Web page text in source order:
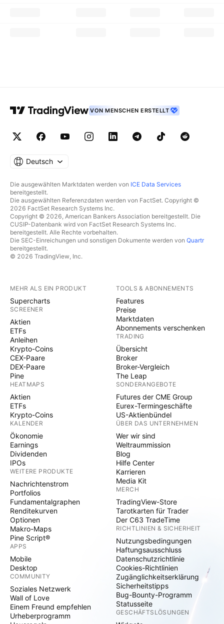
VON MENSCHEN ERSTELLT
Deutsch
Die ausgewählten Marktdaten werden von ICE Data Services
bereitgestellt.
Die ausgewählten Referenzdaten werden von FactSet. Copyright ©
2026 FactSet Research Systems Inc.
Copyright © 2026, American Bankers Association bereitgestellt. Die
CUSIP-Datenbank wird von FactSet Research Systems Inc.
bereitgestellt. Alle Rechte vorbehalten.
Die SEC-Einreichungen und sonstigen Dokumente werden von Quartr
bereitgestellt.
© 2026 TradingView, Inc.
MEHR ALS EIN PRODUKT
Supercharts
SCREENER
Aktien
ETFs
Anleihen
Krypto-Coins
CEX-Paare
DEX-Paare
Pine
HEATMAPS
Aktien
ETFs
Krypto-Coins
KALENDER
Ökonomie
Earnings
Dividenden
IPOs
WEITERE PRODUKTE
Nachrichtenstrom
Portfolios
Fundamentalgraphen
Renditekurven
Optionen
Makro-Maps
Pine Script®
APPS
Mobile
Desktop
COMMUNITY
Soziales Netzwerk
Wall of Love
Einem Freund empfehlen
Urheberprogramm
TOOLS & ABONNEMENTS
Features
Preise
Marktdaten
Abonnements verschenken
TRADING
Übersicht
Broker
Broker-Vergleich
The Leap
SONDERANGEBOTE
Futures der CME Group
Eurex-Termingeschäfte
US-Aktienbündel
ÜBER DAS UNTERNEHMEN
Wer wir sind
Weltraummission
Blog
Hilfe Center
Karrieren
Media Kit
MERCH
TradingView-Store
Tarotkarten für Trader
Der C63 TradeTime
RICHTLINIEN & SICHERHEIT
Nutzungsbedingungen
Haftungsausschluss
Datenschutzrichtlinie
Cookies-Richtlinien
Zugänglichkeitserklärung
Sicherheitstipps
Bug-Bounty-Programm
Statusseite
GESCHÄFTSLÖSUNGEN